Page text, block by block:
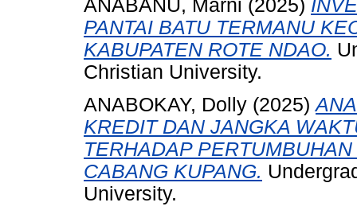
ANABANU, Marni (2025)
PANTAI BATU TERMANU
KABUPATEN ROTE NDAO.
Christian University.
ANABOKAY, Dolly (2025)
KREDIT DAN JANGKA
TERHADAP
CABANG KUPANG.
University.